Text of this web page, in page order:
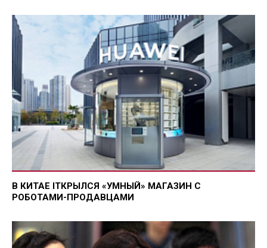
В КИТАЕ IТКРЫЛСЯ «УМНЫЙ» МАГАЗИН С
РОБОТАМИ-ПРОДАВЦАМИ